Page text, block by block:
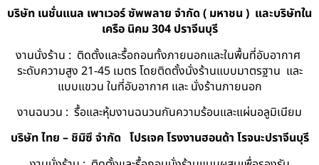
บริษัท เนชั่นแนล เพาเวอร์ ซัพพลาย จำกัด ( มหาชน ) และบริษัทใน
เครือ นิคม 304 ปราจีนบุรี
งานนั่งร้าน : ติดตั้งและรื้อถอนทั้งภายนอกและในพื้นที่อับอากาศ
ระดับความสูง 21-45 เมตร โดยติดตั้งนั่งร้านแบบมาตรฐาน และ
แบบแขวน ในที่อับอากาศ และ นั่งร้านภายนอก
งานฉนวน : รื้อและหุ้มงานฉนวนกันความร้อนและแผ่นอลูมิเนียม
บริษัท ไทย – ชิมิซึ จำกัด โปรเจค โรงงานฮอนด้า โรจนะปราจีนบุรี